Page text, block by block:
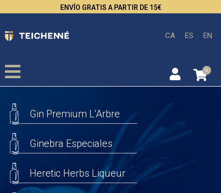
ENVÍO GRATIS A PARTIR DE 15€
CA ES EN
0
Gin Premium L'Arbre
Ginebra Especiales
Heretic Herbs Liqueur